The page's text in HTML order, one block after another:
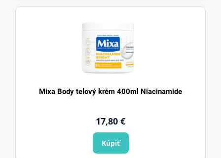
Mixa Body telový krém 400ml Niacinamide
17,80 €
Kúpiť